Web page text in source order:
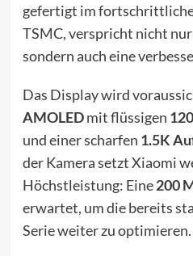
gefertigt im
TSMC, verspricht nicht
sondern auch eine
Das Display wird
AMOLEDmit flüssigen
und einer scharfen 1.5K
der Kamera setzt Xiaomi
Höchstleistung: Eine200
erwartet, um die bereits
Serie weiter zu optimieren.